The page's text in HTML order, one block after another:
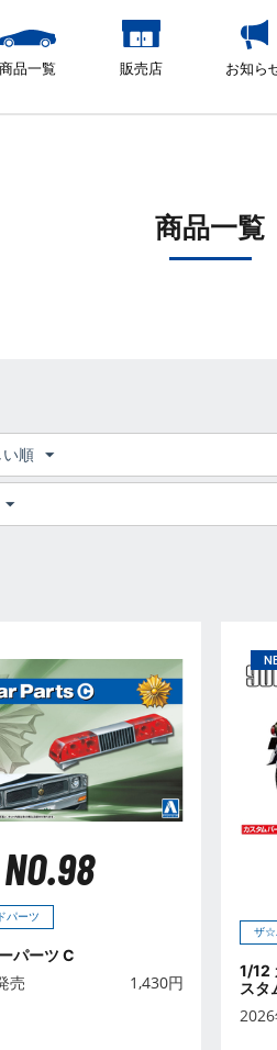
商品一覧 販売店 お知ら
商品一覧
順
NO.98
パーツ
パーツ C
売 1,430円
ザ☆
1/12 カワサキ Z1 900 SUPER4 '73 カ
スタ